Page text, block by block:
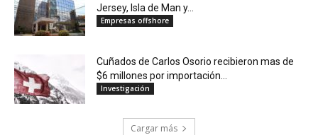
Jersey, Isla de Man y...
Empresas offshore
Cuñados de Carlos Osorio recibieron mas de
$6 millones por importación...
Investigación
Cargar más